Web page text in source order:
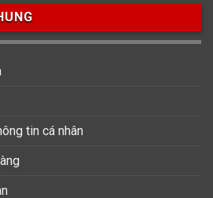
tin cá nhân